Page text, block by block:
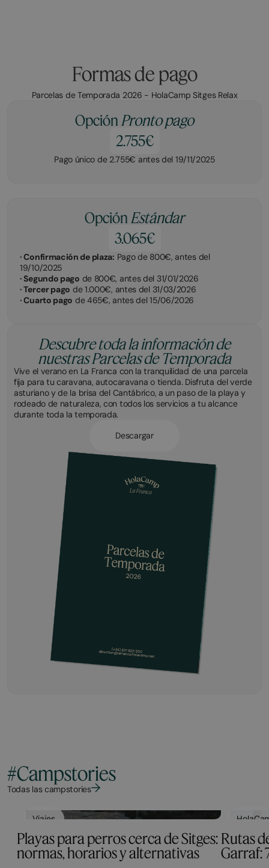
Formas de pago
Parcelas de Temporada 2026 - HolaCamp Sitges Relax
Opción Pronto pago
2.755€
Pago único de 2.755€ antes del 19/11/2025
Opción Estándar
3.065€
· Confirmación de plaza: Pago de 800€, antes del
19/10/2025
· Segundo pago de 800€, antes del 31/01/2026
· Tercer pago de 1.000€, antes del 31/03/2026
· Cuarto pago de 465€, antes del 15/06/2026
Descubre toda la información de
nuestras Parcelas de Temporada
Vive el verano en La Franca con la tranquilidad de una parcela
fija para tu caravana, autocaravana o tienda. Disfruta del verde
asturiano y de la brisa del Cantábrico, a un paso de la playa y
rodeado de naturaleza, con todos los servicios a tu alcance
durante toda la temporada.
Descargar
#Campstories
Todas las campstories
Viajes
Playas para perros cerca de Sitges:
normas, horarios y alternativas
Rutas
Garraf: